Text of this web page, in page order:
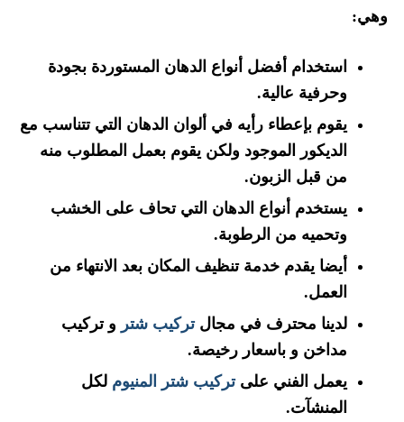
وهي:
استخدام أفضل أنواع الدهان المستوردة بجودة
وحرفية عالية.
يقوم بإعطاء رأيه في ألوان الدهان التي تتناسب مع
الديكور الموجود ولكن يقوم بعمل المطلوب منه
من قبل الزبون.
يستخدم أنواع الدهان التي تحاف على الخشب
وتحميه من الرطوبة.
أيضا يقدم خدمة تنظيف المكان بعد الانتهاء من
العمل.
لدينا محترف في مجالتركيب شتر و تركيب
مداخن و باسعار رخيصة.
يعمل الفني علىتركيب شتر المنيوم لكل
المنشآت.